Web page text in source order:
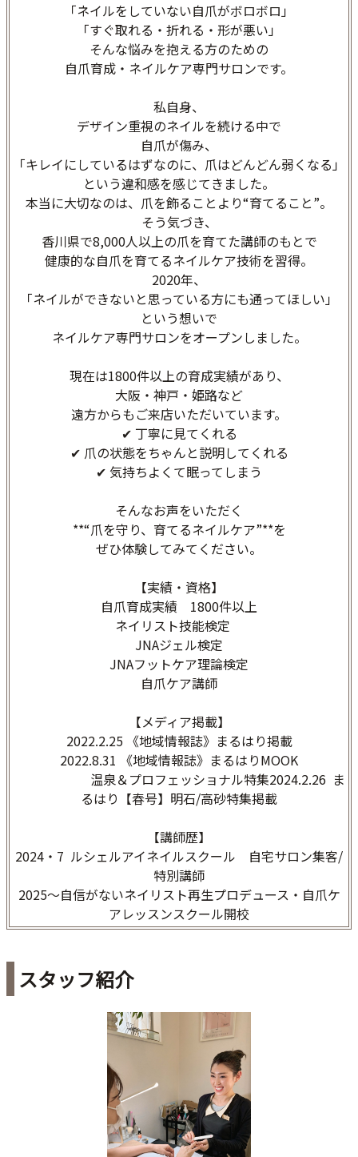
「ネイルをしていない自爪がボロボロ」
「すぐ取れる・折れる・形が悪い」
そんな悩みを抱える方のための
自爪育成・ネイルケア専門サロンです。
私自身、
デザイン重視のネイルを続ける中で
自爪が傷み、
「キレイにしているはずなのに、爪はどんどん弱くなる」
という違和感を感じてきました。
本当に大切なのは、爪を飾ることより“育てること”。
そう気づき、
香川県で8,000人以上の爪を育てた講師のもとで
健康的な自爪を育てるネイルケア技術を習得。
2020年、
「ネイルができないと思っている方にも通ってほしい」
という想いで
ネイルケア専門サロンをオープンしました。
現在は1800件以上の育成実績があり、
大阪・神戸・姫路など
遠方からもご来店いただいています。
✔ 丁寧に見てくれる
✔ 爪の状態をちゃんと説明してくれる
✔ 気持ちよくて眠ってしまう
そんなお声をいただく
**“爪を守り、育てるネイルケア”**を
ぜひ体験してみてください。
【実績・資格】
自爪育成実績 1800件以上
ネイリスト技能検定
JNAジェル検定
JNAフットケア理論検定
自爪ケア講師
【メディア掲載】
2022.2.25 《地域情報誌》まるはり掲載
2022.8.31 《地域情報誌》まるはりMOOK
温泉＆プロフェッショナル特集2024.2.26 ま
るはり【春号】明石/高砂特集掲載
【講師歴】
2024・7 ルシェルアイネイルスクール 自宅サロン集客/
特別講師
2025〜自信がないネイリスト再生プロデュース・自爪ケ
アレッスンスクール開校
スタッフ紹介